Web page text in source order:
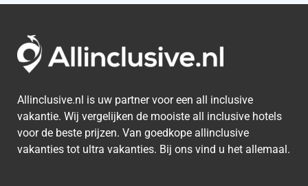
Allinclusive.nl is uw partner voor een all inclusive
vakantie. Wij vergelijken de mooiste all inclusive hotels
voor de beste prijzen. Van goedkope allinclusive
vakanties tot ultra vakanties. Bij ons vind u het allemaal.